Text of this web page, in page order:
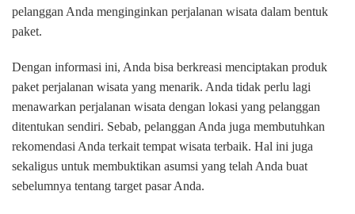
pelanggan Anda menginginkan perjalanan wisata dalam bentuk
paket.
Dengan informasi ini, Anda bisa berkreasi menciptakan produk
paket perjalanan wisata yang menarik. Anda tidak perlu lagi
menawarkan perjalanan wisata dengan lokasi yang pelanggan
ditentukan sendiri. Sebab, pelanggan Anda juga membutuhkan
rekomendasi Anda terkait tempat wisata terbaik. Hal ini juga
sekaligus untuk membuktikan asumsi yang telah Anda buat
sebelumnya tentang target pasar Anda.